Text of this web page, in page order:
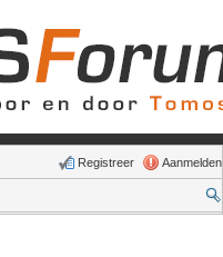
Aanmelden
Registreer